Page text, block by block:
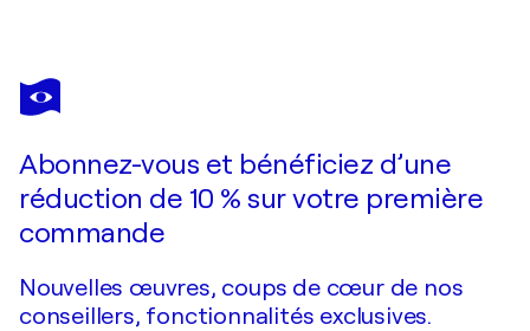
FREDI GERTSCH
Simply Red Cow
Abonnez-vous et bénéficiez d’une
réduction de 10 % sur votre première
commande
Nouvelles œuvres, coups de cœur de nos
conseillers, fonctionnalités exclusives.